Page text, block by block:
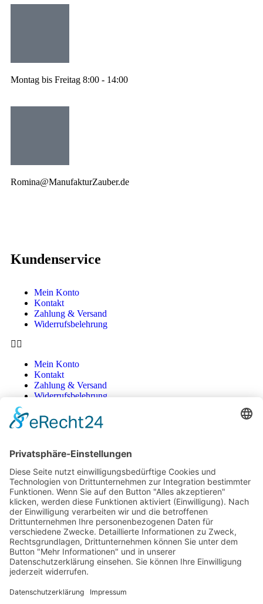
Montag bis Freitag 8:00 - 14:00
Romina@ManufakturZauber.de
Kundenservice
Mein Konto
Kontakt
Zahlung & Versand
Widerrufsbelehrung
Mein Konto
Kontakt
Zahlung & Versand
Widerrufsbelehrung
Informationen
Über Mich
Impressum
AGB
Mein Konto
Datenschutzerklärung
Impressum